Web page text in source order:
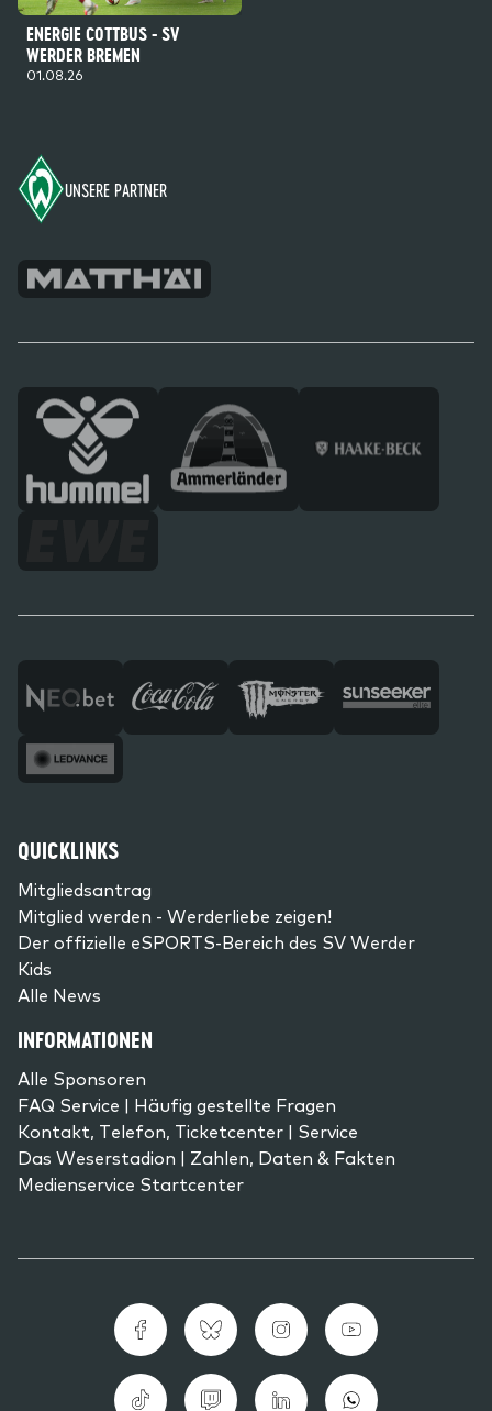
ENERGIE COTTBUS - SV
WERDER BREMEN
01.08.26
UNSERE PARTNER
QUICKLINKS
Mitgliedsantrag
Mitglied werden - Werderliebe zeigen!
Der offizielle eSPORTS-Bereich des SV Werder
Kids
Alle News
INFORMATIONEN
Alle Sponsoren
FAQ Service | Häufig gestellte Fragen
Kontakt, Telefon, Ticketcenter | Service
Das Weserstadion | Zahlen, Daten & Fakten
Medienservice Startcenter